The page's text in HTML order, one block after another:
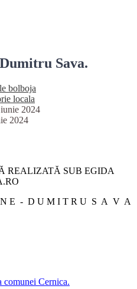
Sava.
bolboja
locala
2024
2024
REALIZATĂ SUB EGIDA
N E - D U M I T R U S A V A
comunei Cernica.